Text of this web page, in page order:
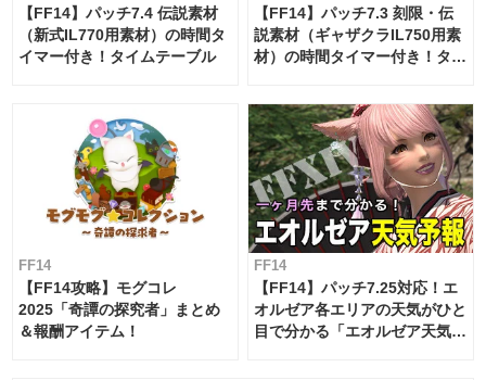
【FF14】パッチ7.4 伝説素材
（新式IL770用素材）の時間タ
イマー付き！タイムテーブル
【FF14】パッチ7.3 刻限・伝
説素材（ギャザクラIL750用素
材）の時間タイマー付き！タイ
FF14
【FF14攻略】モグコレ
2025「奇譚の探究者」まとめ
＆報酬アイテム！
FF14
【FF14】パッチ7.25対応！エ
オルゼア各エリアの天気がひと
目で分かる「エオルゼア天気予